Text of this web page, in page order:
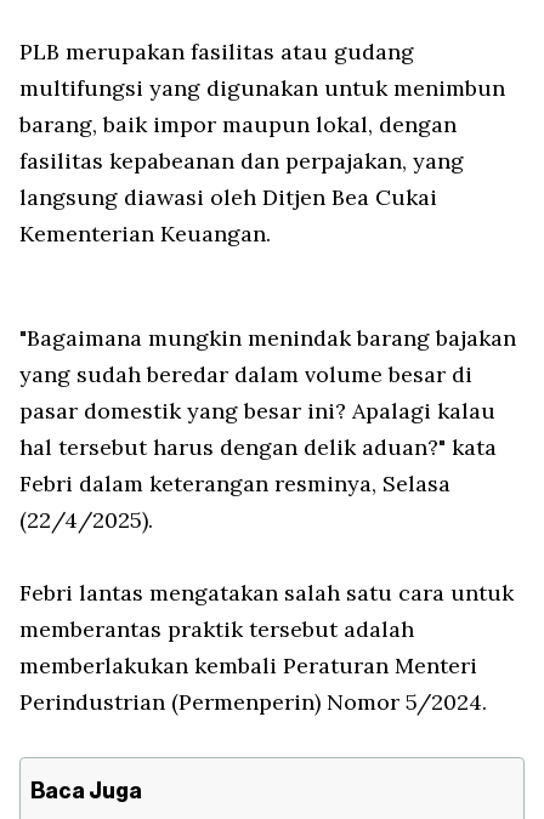
PLB merupakan fasilitas atau gudang
multifungsi yang digunakan untuk menimbun
barang, baik impor maupun lokal, dengan
fasilitas kepabeanan dan perpajakan, yang
langsung diawasi oleh Ditjen Bea Cukai
Kementerian Keuangan.
"Bagaimana mungkin menindak barang bajakan
yang sudah beredar dalam volume besar di
pasar domestik yang besar ini? Apalagi kalau
hal tersebut harus dengan delik aduan?" kata
Febri dalam keterangan resminya, Selasa
(22/4/2025).
Febri lantas mengatakan salah satu cara untuk
memberantas praktik tersebut adalah
memberlakukan kembali Peraturan Menteri
Perindustrian (Permenperin) Nomor 5/2024.
Baca Juga